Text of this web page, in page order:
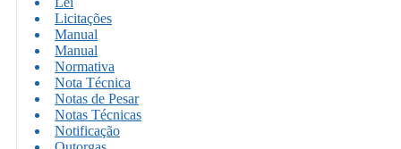
Licitações
Manual
Manual
Normativa
Nota Técnica
Notas de Pesar
Notas Técnicas
Notificação